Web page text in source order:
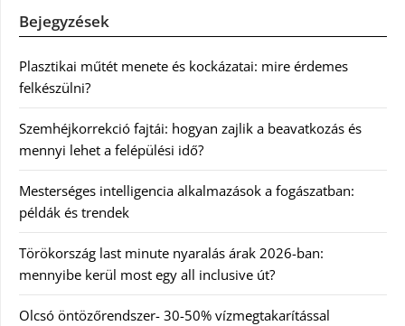
Bejegyzések
Plasztikai műtét menete és kockázatai: mire érdemes
felkészülni?
Szemhéjkorrekció fajtái: hogyan zajlik a beavatkozás és
mennyi lehet a felépülési idő?
Mesterséges intelligencia alkalmazások a fogászatban:
példák és trendek
Törökország last minute nyaralás árak 2026-ban:
mennyibe kerül most egy all inclusive út?
Olcsó öntözőrendszer- 30-50% vízmegtakarítással